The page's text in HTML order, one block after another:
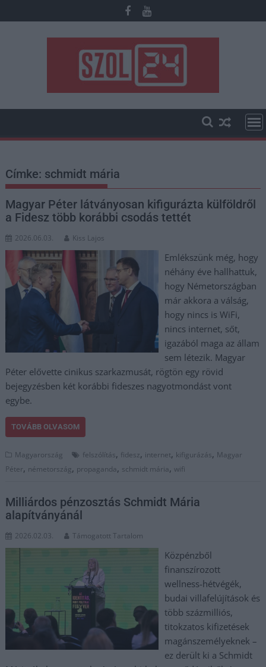
to
Címke: schmidt mária
Magyar Péter látványosan kifigurázta külföldről
a Fidesz több korábbi csodás tettét
2026.06.03. Kiss Lajos
Emlékszünk még, hogy
néhány éve hallhattuk,
hogy Németországban
már akkora a válság,
hogy nincs is WiFi,
nincs internet, sőt,
igazából maga az állam
sem létezik. Magyar
Péter elővette cinikus szarkazmusát, rögtön egy rövid
bejegyzésben két korábbi fideszes nagyotmondást vont
egybe.
TOVÁBB OLVASOM
Magyarország felszólítás, fidesz, internet, kifigurázás, Magyar
Péter, németország, propaganda, schmidt mária,wifi
Milliárdos pénzosztás Schmidt Mária
alapítványánál
2026.02.03. Támogatott Tartalom
Közpénzből
finanszírozott
wellness-hétvégék,
budai villafelújítások és
több százmilliós,
titokzatos kifizetések
magánszemélyeknek –
ez derült ki a Schmidt